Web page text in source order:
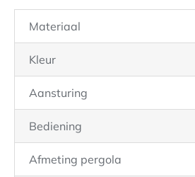
Materiaal
Kleur
Aansturing
Bediening
Afmeting pergola